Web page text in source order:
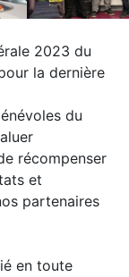
2023 du
la dernière
du
récompenser
et
partenaires
en toute